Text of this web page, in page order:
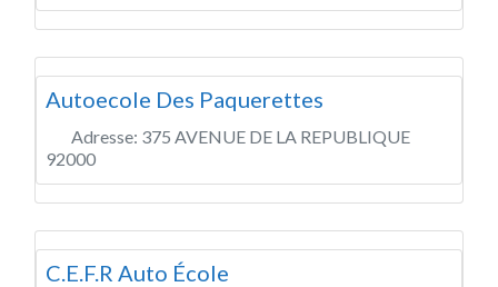
Autoecole Des Paquerettes
Adresse: 375 AVENUE DE LA REPUBLIQUE
92000
C.E.F.R Auto École